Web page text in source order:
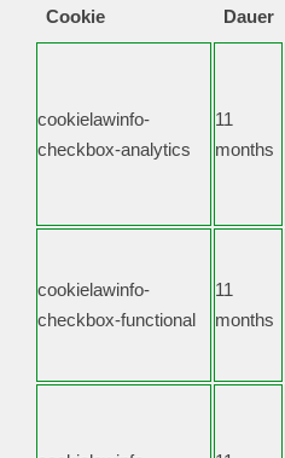
Cookie
Dauer
cookielawinfo-
checkbox-analytics
11
months
cookielawinfo-
checkbox-functional
11
months